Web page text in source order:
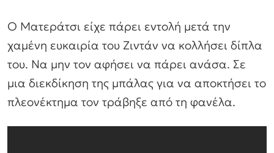
Ο Ματεράτσι είχε πάρει εντολή μετά την
χαμένη ευκαιρία του Ζιντάν να κολλήσει δίπλα
του. Να μην τον αφήσει να πάρει ανάσα. Σε
μια διεκδίκηση της μπάλας για να αποκτήσει το
πλεονέκτημα τον τράβηξε από τη φανέλα.